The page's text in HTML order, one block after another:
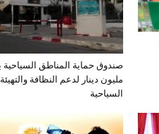
مليون دينار لدعم النظافة والتهيئة
السياحية